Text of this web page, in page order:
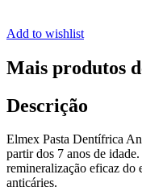
Add to wishlist
Mais produtos
Descrição
Elmex Pasta Dentífrica
partir dos 7 anos de
remineralização eficaz do
anticáries.